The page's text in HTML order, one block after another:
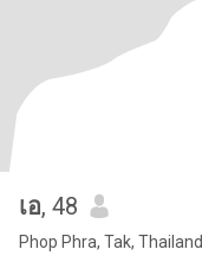
เอ, 48
Phop Phra, Tak, Thailand